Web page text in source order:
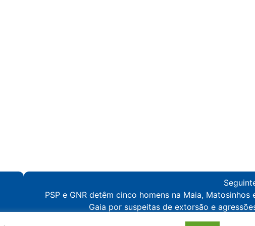
PSP e GNR detêm cinco homens na Maia, Matosinhos
Gaia por suspeitas de extorsão e